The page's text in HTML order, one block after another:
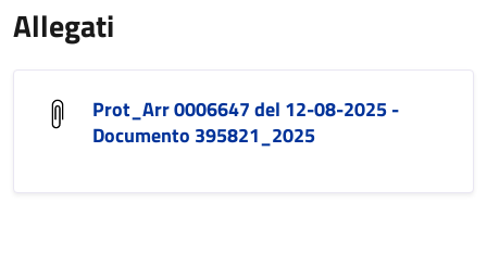
Allegati
Prot_Arr 0006647 del 12-08-2025 -
Documento 395821_2025